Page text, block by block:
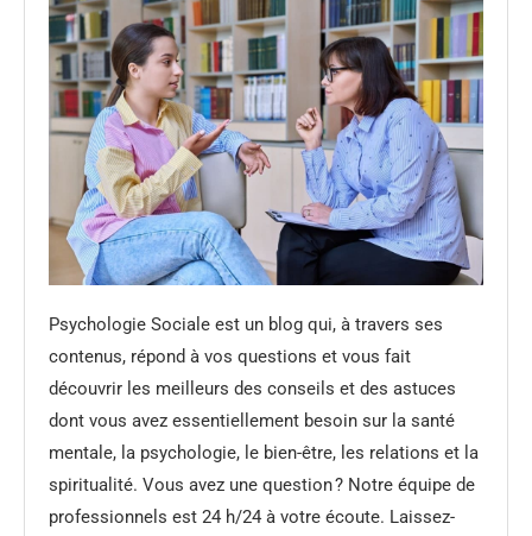
Psychologie Sociale est un blog qui, à travers ses
contenus, répond à vos questions et vous fait
découvrir les meilleurs des conseils et des astuces
dont vous avez essentiellement besoin sur la santé
mentale, la psychologie, le bien-être, les relations et la
spiritualité. Vous avez une question ? Notre équipe de
professionnels est 24 h/24 à votre écoute. Laissez-